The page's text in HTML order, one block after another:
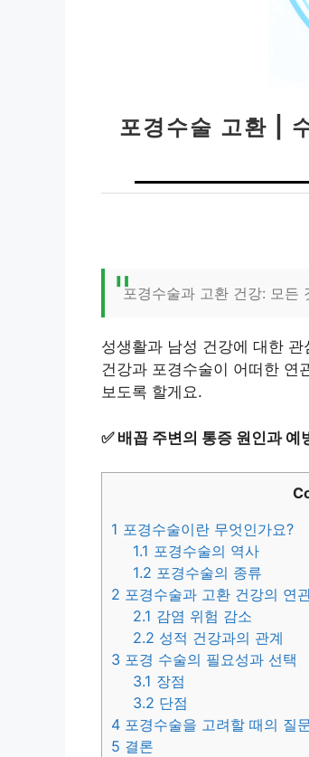
포경수술 고환 |
포경수술과 고환 건강: 모든
성생활과 남성 건강에 대한
건강과 포경수술이 어떠한 연
보도록 할게요.
✅ 배꼽 주변의 통증 원인과 예
1 포경수술이란 무엇인가요?
1.1 포경수술의 역사
1.2 포경수술의 종류
2 포경수술과 고환 건강의 연
2.1 감염 위험 감소
2.2 성적 건강과의 관계
3 포경 수술의 필요성과 선택
3.1 장점
3.2 단점
4 포경수술을 고려할 때의 질
5 결론